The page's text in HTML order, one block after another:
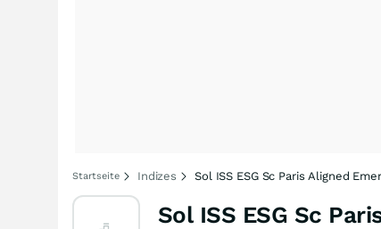
Startseite Indizes Sol ISS ESG Sc Paris Aligned
Sol ISS ESG Sc